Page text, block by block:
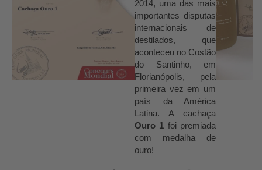
2014, uma das mais
importantes disputas
internacionais de
destilados, que
aconteceu no Costão
do Santinho, em
Florianópolis, pela
primeira vez em um
país da América
Latina. A cachaça
Ouro 1 foi premiada
com medalha de
ouro!